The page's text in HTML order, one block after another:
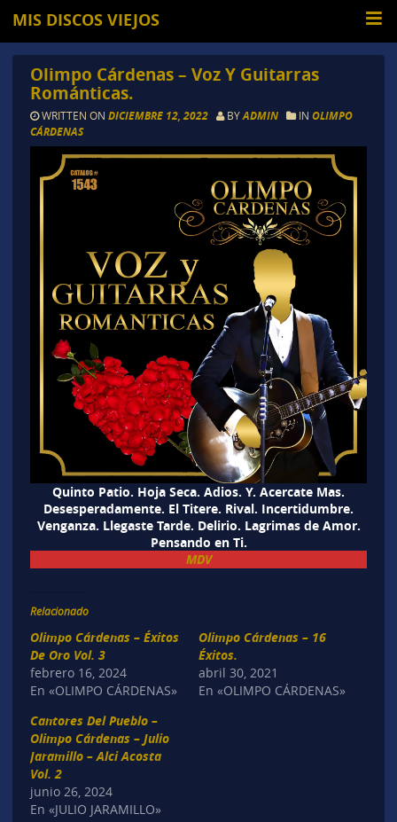
MIS DISCOS VIEJOS
Olimpo Cárdenas – Voz Y Guitarras
Románticas.
WRITTEN ON DICIEMBRE 12, 2022 BYADMIN IN OLIMPO
CÁRDENAS
Quinto Patio. Hoja Seca. Adios. Y. Acercate Mas.
Desesperadamente. El Titere. Rival. Incertidumbre.
Venganza. Llegaste Tarde. Delirio. Lagrimas de Amor.
Pensando en Ti.
MDV
Relacionado
Olimpo Cárdenas – Éxitos
De Oro Vol. 3
febrero 16, 2024
En «OLIMPO CÁRDENAS»
Olimpo Cárdenas – 16
Éxitos.
abril 30, 2021
En «OLIMPO CÁRDENAS»
Cantores Del Pueblo –
Olimpo Cárdenas – Julio
Jaramillo – Alci Acosta
Vol. 2
junio 26, 2024
En «JULIO JARAMILLO»